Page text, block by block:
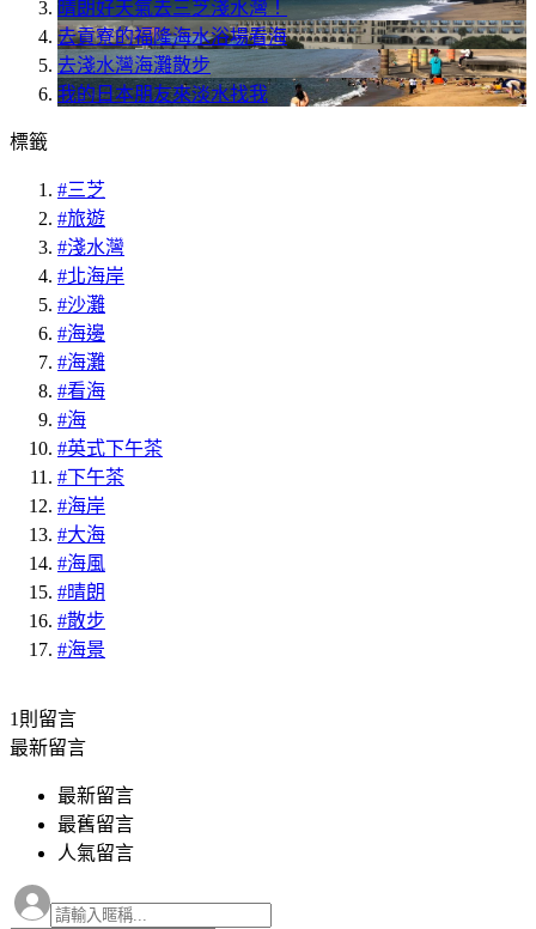
晴朗好天氣去三芝淺水灣！
去貢寮的福隆海水浴場看海
去淺水灣海灘散步
我的日本朋友來淡水找我
標籤
#三芝
#旅遊
#淺水灣
#北海岸
#沙灘
#海邊
#海灘
#看海
#海
#英式下午茶
#下午茶
#海岸
#大海
#海風
#晴朗
#散步
#海景
1則 留言
最新留言
最新留言
最舊留言
人氣留言